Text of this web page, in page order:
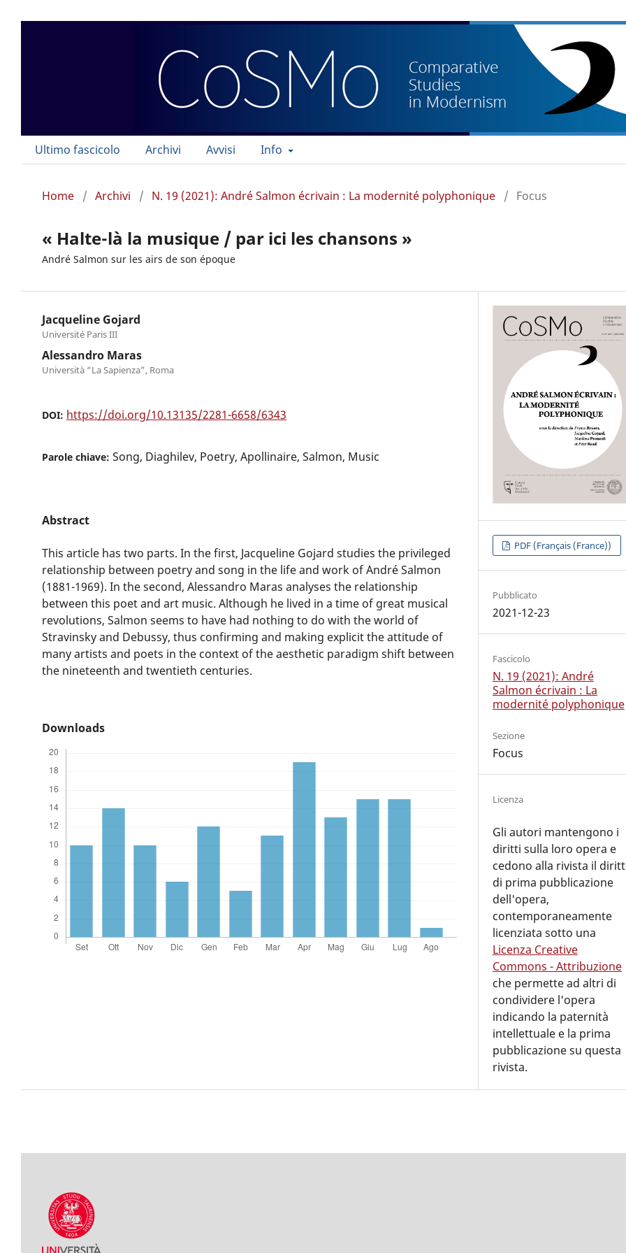
Ultimo fascicolo Archivi Avvisi Info
Home / Archivi / N. 19 (2021): André Salmon écrivain : La modernité polyphonique / Focus
« Halte-là la musique / par ici les chansons »
André Salmon sur les airs de son époque
Jacqueline Gojard
Université Paris III
Alessandro Maras
Università “La Sapienza”, Roma
DOI: https://doi.org/10.13135/2281-6658/6343
Parole chiave: Song, Diaghilev, Poetry, Apollinaire, Salmon, Music
Abstract
This article has two parts. In the first, Jacqueline Gojard studies the privileged
relationship between poetry and song in the life and work of André Salmon
(1881-1969). In the second, Alessandro Maras analyses the relationship
between this poet and art music. Although he lived in a time of great musical
revolutions, Salmon seems to have had nothing to do with the world of
Stravinsky and Debussy, thus confirming and making explicit the attitude of
many artists and poets in the context of the aesthetic paradigm shift between
the nineteenth and twentieth centuries.
Downloads
PDF (Français (France))
Pubblicato
2021-12-23
Fascicolo
N. 19 (2021): André
Salmon écrivain : La
modernité polyphonique
Sezione
Focus
Licenza
Gli autori mantengono i
diritti sulla loro opera e
cedono alla rivista il
di prima pubblicazione
dell'opera,
contemporaneamente
licenziata sotto una
Licenza Creative
Commons - Attribuzione
che permette ad altri di
condividere l'opera
indicando la paternità
intellettuale e la prima
pubblicazione su questa
rivista.